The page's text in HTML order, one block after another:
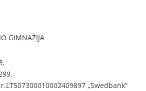
GIMNAZIJA
„Swedbank“